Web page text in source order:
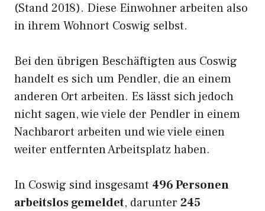
(Stand 2018). Diese Einwohner arbeiten also
in ihrem Wohnort Coswig selbst.
Bei den übrigen Beschäftigten aus Coswig
handelt es sich um Pendler, die an einem
anderen Ort arbeiten. Es lässt sich jedoch
nicht sagen, wie viele der Pendler in einem
Nachbarort arbeiten und wie viele einen
weiter entfernten Arbeitsplatz haben.
In Coswig sind insgesamt 496 Personen
arbeitslos gemeldet, darunter 245